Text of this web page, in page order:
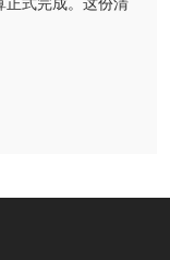
正式完成。这份清